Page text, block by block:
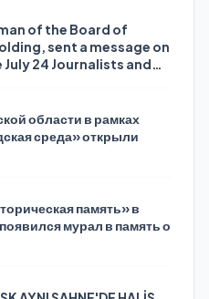
of the Board of
sent a message on
24 Journalists and
области в рамках
среда» открыли
память» в
мурал в память о